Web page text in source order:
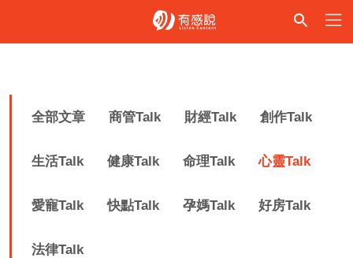
全部文章 商管Talk 財經Talk 創作Talk
生活Talk 健康Talk 命理Talk 心靈Talk
愛寵Talk 快點Talk 孕媽Talk 好房Talk
法律Talk